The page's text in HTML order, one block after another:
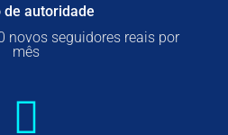
de autoridade
novos seguidores reais por
mês